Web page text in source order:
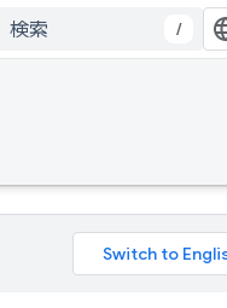
/